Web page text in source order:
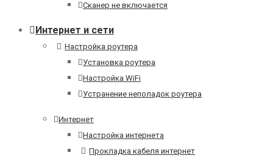
Сканер не включается
Интернет и сети
Настройка роутера
Установка роутера
Настройка WiFi
Устранение неполадок роутера
Интернет
Настройка интернета
Прокладка кабеля интернет